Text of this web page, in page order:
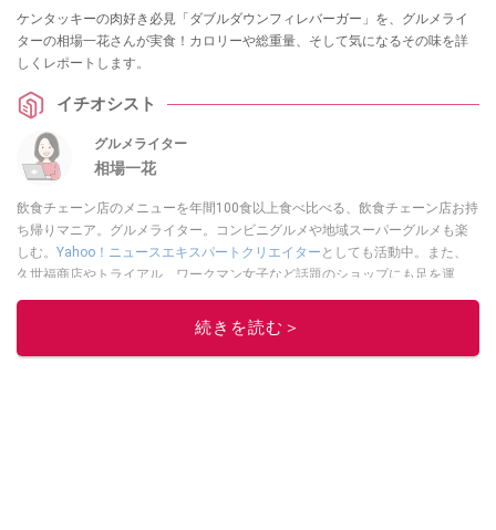
ケンタッキーの肉好き必見「ダブルダウンフィレバーガー」を、グルメライ
ターの相場一花さんが実食！カロリーや総重量、そして気になるその味を詳
しくレポートします。
イチオシスト
グルメライター
相場一花
飲食チェーン店のメニューを年間100食以上食べ比べる、飲食チェーン店お持
ち帰りマニア。グルメライター。コンビニグルメや地域スーパーグルメも楽
しむ。 Yahoo！ニュースエキスパートクリエイター としても活動中。また、
久世福商店やトライアル、ワークマン女子など話題のショップにも足を運
「週刊プレイボーイ」、宝島社「おいしい！ シャトレーゼBOOK」などでグ
ルメライター、食の専門家として出演実績あり。
続きを読む＞